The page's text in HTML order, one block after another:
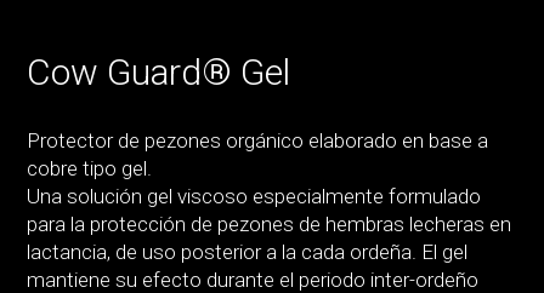
Cow Guard® Gel
Protector de pezones orgánico elaborado en base a
cobre tipo gel.
Una solución gel viscoso especialmente formulado
para la protección de pezones de hembras lecheras en
lactancia, de uso posterior a la cada ordeña. El gel
mantiene su efecto durante el periodo inter-ordeño